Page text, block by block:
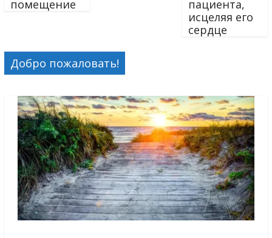
помещение
пациента,
исцеляя его
сердце
Добро пожаловать!